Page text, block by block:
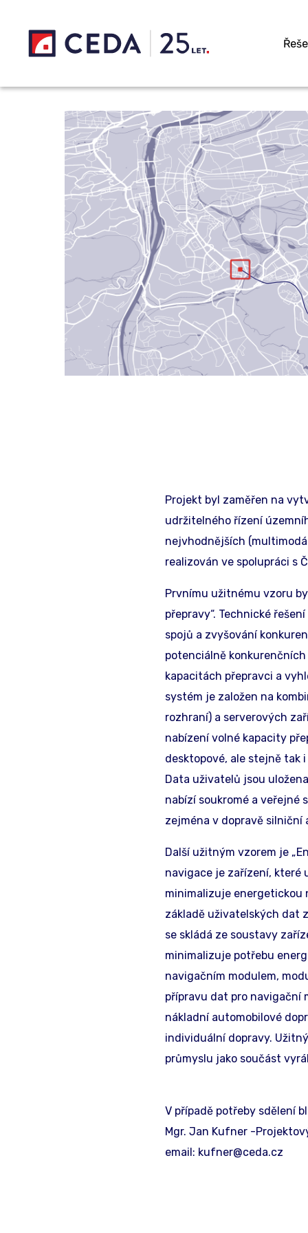
Projekt byl zaměřen na
udržitelného řízení
nejvhodnějších
realizován ve spolupráci s
Prvnímu užitnému vzoru
přepravy“. Technické
spojů a zvyšování
potenciálně
kapacitách přepravci a
systém je založen na
rozhraní) a serverových
nabízení volné kapacity
desktopové, ale stejně tak
Data uživatelů jsou
nabízí soukromé a
zejména v dopravě silniční
Další užitným vzorem je
navigace je zařízení, které
minimalizuje energetickou
základě uživatelských dat
se skládá ze soustavy
minimalizuje potřebu
navigačním modulem,
přípravu dat pro navigační
nákladní automobilové
individuální dopravy.
průmyslu jako součást
V případě potřeby sdělení
Mgr. Jan Kufner -
email: kufner@ceda.cz